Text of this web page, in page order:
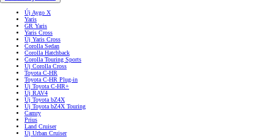
Új Aygo X
Yaris
GR Yaris
Yaris Cross
Új Yaris Cross
Corolla Sedan
Corolla Hatchback
Corolla Touring Sports
Új Corolla Cross
Toyota C-HR
Toyota C-HR Plug-in
Új Toyota C-HR+
Új RAV4
Új Toyota bZ4X
Új Toyota bZ4X Touring
Camry
Prius
Land Cruiser
Új Urban Cruiser